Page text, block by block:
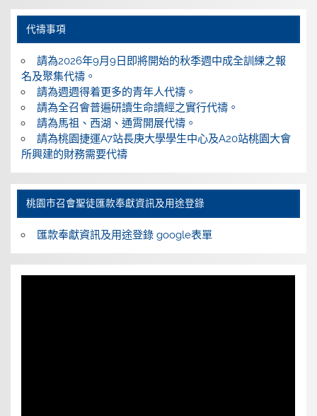
代禱事項
請為2026年9月9日即將開始的秋季週中成全訓練之報
名及聚集代禱。
請為週週得着更多的青年人代禱。
請為全召會普遍研讀生命讀經之實行代禱。
請為馬祖、西湖、通霄開展代禱。
請為桃園捷運A7站長庚大學學生中心及A20站桃園大會
所興建的財務需要代禱
桃園巿召會聖徒匯款奉獻資訊及用途登錄
匯款奉獻資訊及用途登錄 google表單